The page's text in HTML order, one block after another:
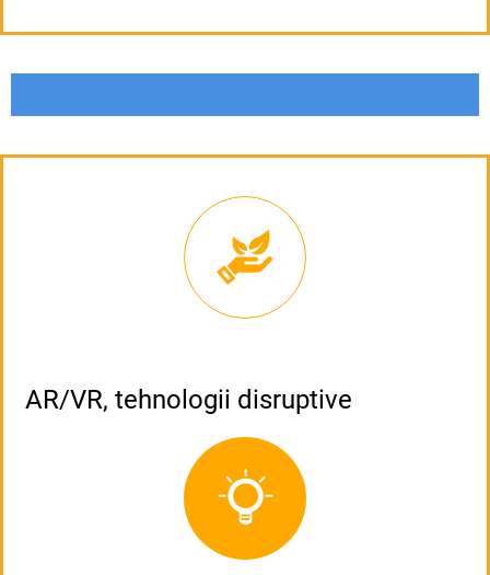
AR/VR, tehnologii disruptive